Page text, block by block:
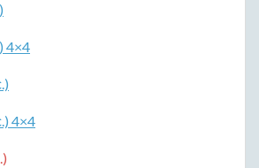
4×4
4×4